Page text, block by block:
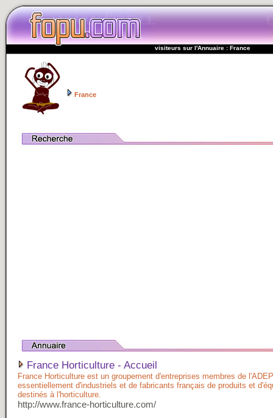
visiteurs sur l'Annuaire : France
France
France Horticulture - Accueil
France Horticulture est un groupement d'entreprises membres de
essentiellement d'industriels et de fabricants français de produits et
destinés à l'horticulture.
http://www.france-horticulture.com/